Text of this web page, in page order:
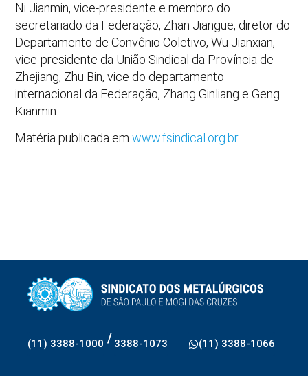
Ni Jianmin, vice-presidente e membro do
secretariado da Federação, Zhan Jiangue, diretor do
Departamento de Convênio Coletivo, Wu Jianxian,
vice-presidente da União Sindical da Província de
Zhejiang, Zhu Bin, vice do departamento
internacional da Federação, Zhang Ginliang e Geng
Kianmin.
Matéria publicada emwww.fsindical.org.br
(11) 3388-1000 / 3388-1073 (11) 3388-1066